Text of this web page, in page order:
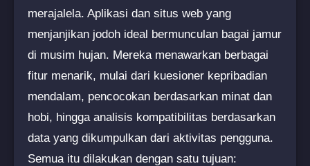
merajalela. Aplikasi dan situs web yang
menjanjikan jodoh ideal bermunculan bagai jamur
di musim hujan. Mereka menawarkan berbagai
fitur menarik, mulai dari kuesioner kepribadian
mendalam, pencocokan berdasarkan minat dan
hobi, hingga analisis kompatibilitas berdasarkan
data yang dikumpulkan dari aktivitas pengguna.
Semua itu dilakukan dengan satu tujuan: